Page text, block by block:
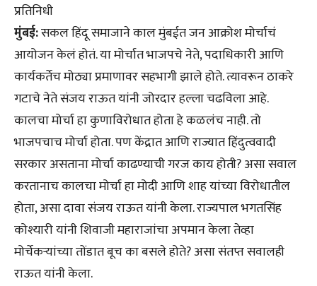
प्रतिनिधी
मुंबई:सकल हिंदू समाजाने काल मुंबईत जन आक्रोश मोर्चाचं
आयोजन केलं होतं. या मोर्चात भाजपचे नेते, पदाधिकारी आणि
कार्यकर्तेच मोठ्या प्रमाणावर सहभागी झाले होते. त्यावरून ठाकरे
गटाचे नेते संजय राऊत यांनी जोरदार हल्ला चढविला आहे.
कालचा मोर्चा हा कुणाविरोधात होता हे कळलंच नाही. तो
भाजपचाच मोर्चा होता. पण केंद्रात आणि राज्यात हिंदुत्ववादी
सरकार असताना मोर्चा काढण्याची गरज काय होती? असा सवाल
करतानाच कालचा मोर्चा हा मोदी आणि शाह यांच्या विरोधातील
होता, असा दावा संजय राऊत यांनी केला. राज्यपाल भगतसिंह
कोश्यारी यांनी शिवाजी महाराजांचा अपमान केला तेव्हा
मोर्चेकऱ्यांच्या तोंडात बूच का बसले होते? असा संतप्त सवालही
राऊत यांनी केला.